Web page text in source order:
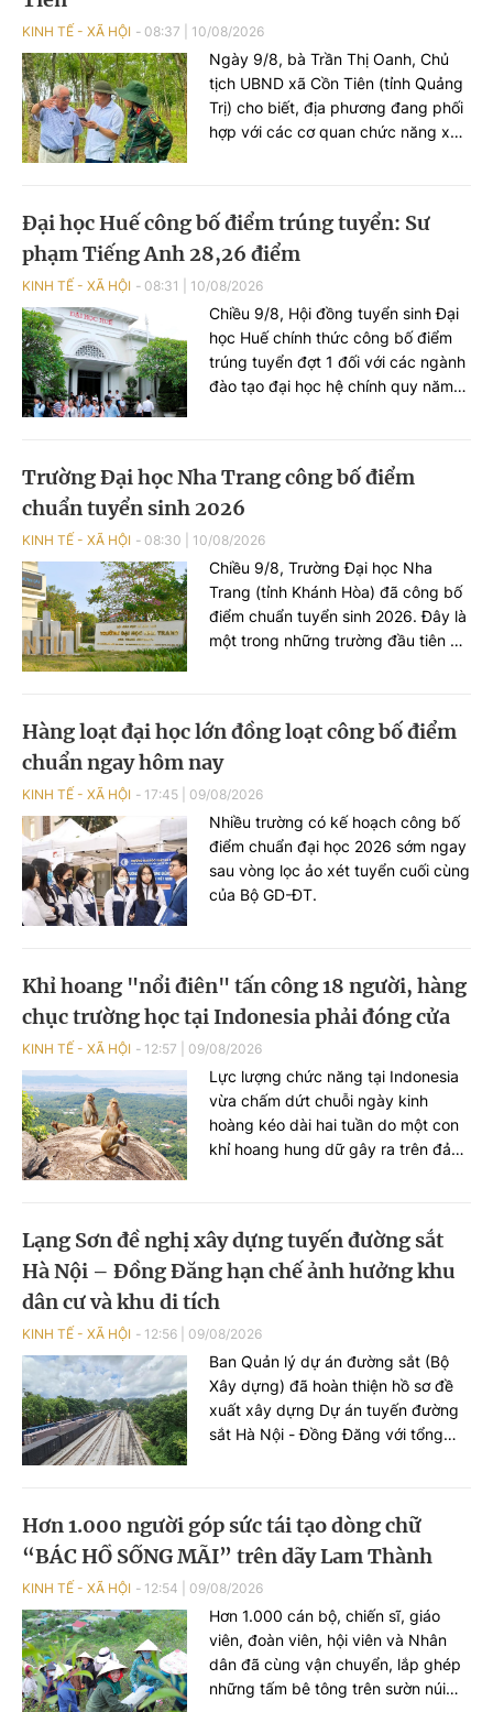
KINH TẾ - XÃ HỘI 08:37 10/08/2026
Ngày 9/8, bà Trần Thị Oanh, Chủ
tịch UBND xã Cồn Tiên (tỉnh Quảng
Trị) cho biết, địa phương đang phối
hợp với các cơ quan chức năng xác
Đại học Huế công bố điểm trúng tuyển: Sư
phạm Tiếng Anh 28,26 điểm
KINH TẾ - XÃ HỘI 08:31 10/08/2026
Chiều 9/8, Hội đồng tuyển sinh Đại
học Huế chính thức công bố điểm
trúng tuyển đợt 1 đối với các ngành
đào tạo đại học hệ chính quy năm
Tiếng Anh lấy 28,26 điểm
Trường Đại học Nha Trang công bố điểm
chuẩn tuyển sinh 2026
KINH TẾ - XÃ HỘI 08:30 10/08/2026
Chiều 9/8, Trường Đại học Nha
Trang (tỉnh Khánh Hòa) đã công bố
điểm chuẩn tuyển sinh 2026. Đây là
một trong những trường đầu tiên ở
Hàng loạt đại học lớn đồng loạt công bố điểm
chuẩn ngay hôm nay
KINH TẾ - XÃ HỘI 17:45 09/08/2026
Nhiều trường có kế hoạch công bố
điểm chuẩn đại học 2026 sớm ngay
sau vòng lọc ảo xét tuyển cuối cùng
của Bộ GD-ĐT.
Khỉ hoang "nổi điên" tấn công 18 người, hàng
chục trường học tại Indonesia phải đóng cửa
KINH TẾ - XÃ HỘI 12:57 09/08/2026
Lực lượng chức năng tại Indonesia
vừa chấm dứt chuỗi ngày kinh
hoàng kéo dài hai tuần do một con
khỉ hoang hung dữ gây ra trên đảo
chục trường học tại địa phương
phải tạm thời đóng cửa để đảm bảo
an toàn.
Lạng Sơn đề nghị xây dựng tuyến đường sắt
Hà Nội – Đồng Đăng hạn chế ảnh hưởng khu
dân cư và khu di tích
KINH TẾ - XÃ HỘI 12:56 09/08/2026
Ban Quản lý dự án đường sắt (Bộ
Xây dựng) đã hoàn thiện hồ sơ đề
xuất xây dựng Dự án tuyến đường
sắt Hà Nội - Đồng Đăng với tổng
ý một số nội dung, trong đó đề nghị
nghiên cứu hướng tuyến đảm bảo
hạn chế tối đa ảnh hưởng hưởng
di tích lịch sử.
Hơn 1.000 người góp sức tái tạo dòng chữ
“BÁC HỒ SỐNG MÃI” trên dãy Lam Thành
KINH TẾ - XÃ HỘI 12:54 09/08/2026
Hơn 1.000 cán bộ, chiến sĩ, giáo
viên, đoàn viên, hội viên và Nhân
dân đã cùng vận chuyển, lắp ghép
những tấm bê tông trên sườn núi